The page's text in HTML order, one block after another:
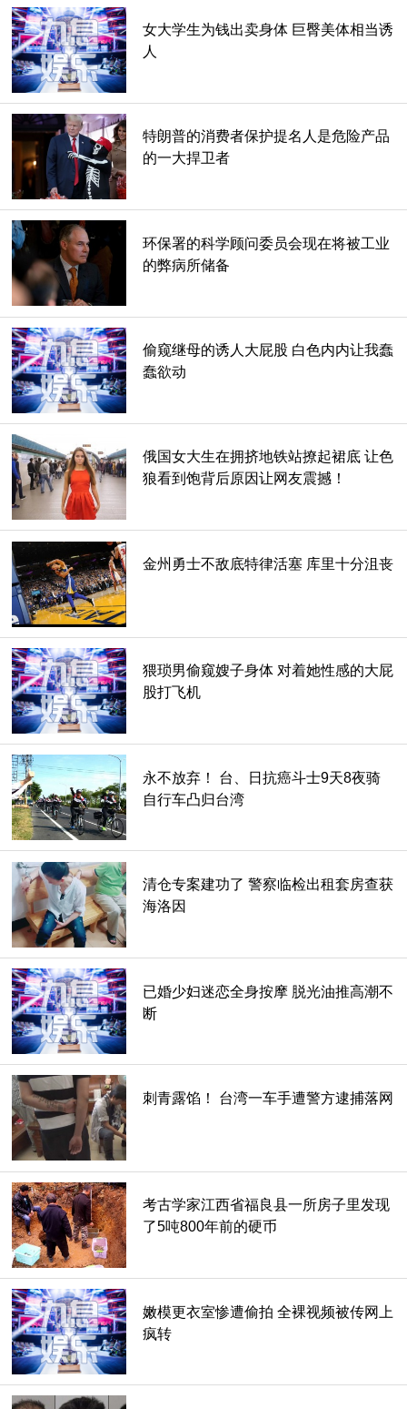
今年9月，越南裔美国移民和一家价值数十亿美元的公司
Hoang Kieu向休斯顿飓风哈维救援基金捐赠了500万美元。
今年8月，一名越南商人让一名正在经历经济困难的卡车司机
摆脱了困境，因为他不小心击中了他的宾利。
女大学生为钱出卖身体 巨臀美体相当诱
人
特朗普的消费者保护提名人是危险产品
的一大捍卫者
环保署的科学顾问委员会现在将被工业
的弊病所储备
偷窥继母的诱人大屁股 白色内内让我蠢
蠢欲动
俄国女大生在拥挤地铁站撩起裙底 让色
狼看到饱背后原因让网友震撼！
金州勇士不敌底特律活塞 库里十分沮丧
猥琐男偷窥嫂子身体 对着她性感的大屁
股打飞机
永不放弃！ 台、日抗癌斗士9天8夜骑
自行车凸归台湾
清仓专案建功了 警察临检出租套房查获
海洛因
已婚少妇迷恋全身按摩 脱光油推高潮不
断
刺青露馅！ 台湾一车手遭警方逮捕落网
考古学家江西省福良县一所房子里发现
了5吨800年前的硬币
嫩模更衣室惨遭偷拍 全裸视频被传网上
疯转